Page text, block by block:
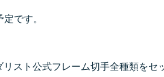
です。
スト公式フレーム切手全種類をセ